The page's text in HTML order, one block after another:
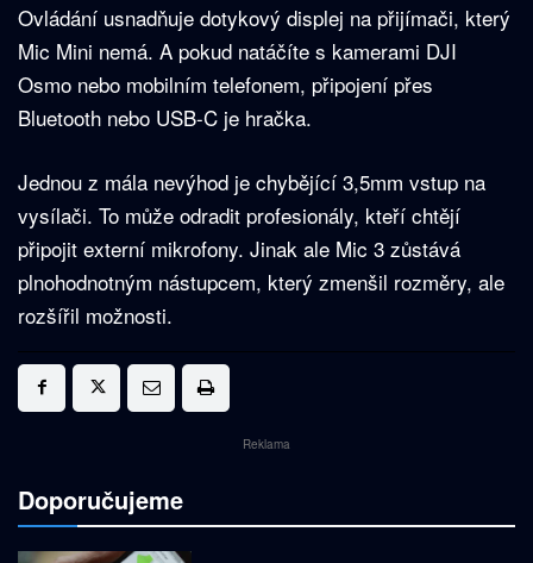
Ovládání usnadňuje dotykový displej na přijímači, který
Mic Mini nemá. A pokud natáčíte s kamerami DJI
Osmo nebo mobilním telefonem, připojení přes
Bluetooth nebo USB-C je hračka.
Jednou z mála nevýhod je chybějící 3,5mm vstup na
vysílači. To může odradit profesionály, kteří chtějí
připojit externí mikrofony. Jinak ale Mic 3 zůstává
plnohodnotným nástupcem, který zmenšil rozměry, ale
rozšířil možnosti.
Reklama
Doporučujeme